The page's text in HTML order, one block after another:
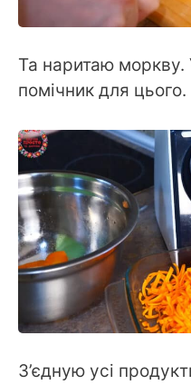
Та наритаю моркву.
помічник для цього.
З’єдную усі